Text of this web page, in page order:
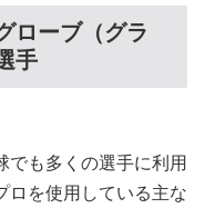
ローブ（グラ
手
でも多くの選手に利用
ロを使用している主な